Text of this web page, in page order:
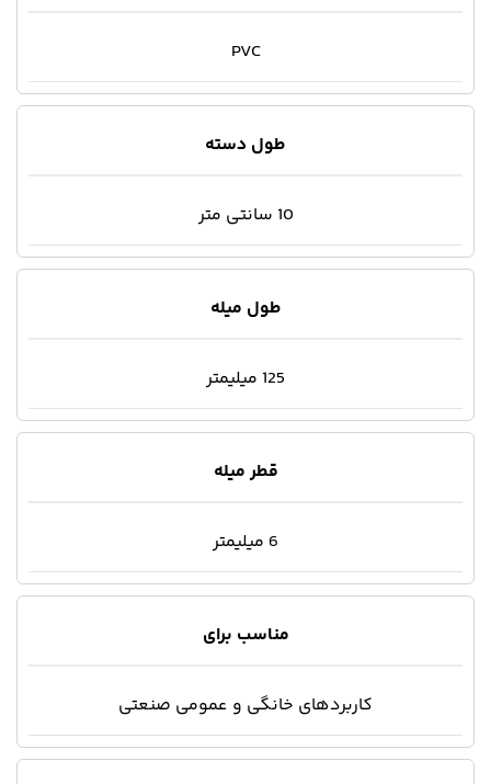
PVC
طول دسته
10 سانتی متر
طول میله
125 میلیمتر
قطر میله
6 میلیمتر
مناسب برای
کاربردهای خانگی و عمومی صنعتی